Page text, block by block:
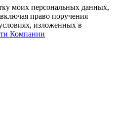
моих персональных данных,
право поручения
изложенных в
Компании